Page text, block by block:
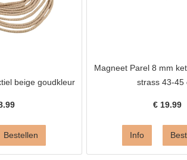
beige goudkleur
Magneet Parel 8 mm
strass 43-45
€ 19.99